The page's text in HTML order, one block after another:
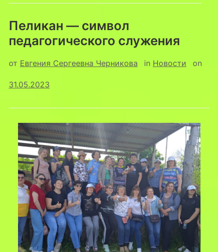
Пеликан — символ
педагогического служения
от Евгения Сергеевна Черникова in Новости on
31.05.2023